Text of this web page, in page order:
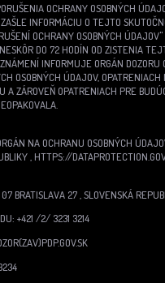
OCHRANY OSOBNÝCH
ZAŠLE INFORMÁCIU O TEJTO
OCHRANY OSOBNÝCH ÚDAJOV"
DO 72 HODÍN OD ZISTENIA
INFORMUJE ORGÁN DOZORU
OSOBNÝCH ÚDAJOV, OPATRENIACH
A ZÁROVEŇ OPATRENIACH PRE
NA OCHRANU OSOBNÝCH
, HTTPS://
BRATISLAVA 27 , SLOVENSKÁ
+421 /2/ 3231 3214